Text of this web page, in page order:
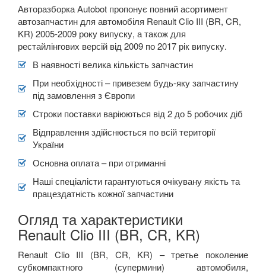
Авторазборка Autobot пропонує повний асортимент
автозапчастин для автомобіля Renault Clio III (BR, CR,
KR) 2005-2009 року випуску, а також для
рестайлінгових версій від 2009 по 2017 рік випуску.
В наявності велика кількість запчастин
При необхідності – привезем будь-яку запчастину
під замовлення з Європи
Строки поставки варіюються від 2 до 5 робочих діб
Відправлення здійснюється по всій території
України
Основна оплата – при отриманні
Наші спеціалісти гарантуються очікувану якість та
працездатність кожної запчастини
Огляд та характеристики
Renault Clio III (BR, CR, KR)
Renault Clio III (BR, CR, KR) – третье поколение
субкомпактного (супермини) автомобиля,